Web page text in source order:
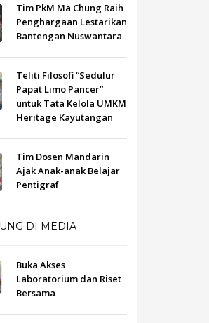
Tim PkM Ma Chung Raih
Penghargaan Lestarikan
Bantengan Nuswantara
Teliti Filosofi “Sedulur
Papat Limo Pancer”
untuk Tata Kelola UMKM
Heritage Kayutangan
Tim Dosen Mandarin
Ajak Anak-anak Belajar
Pentigraf
DI MEDIA
Buka Akses
Laboratorium dan Riset
Bersama